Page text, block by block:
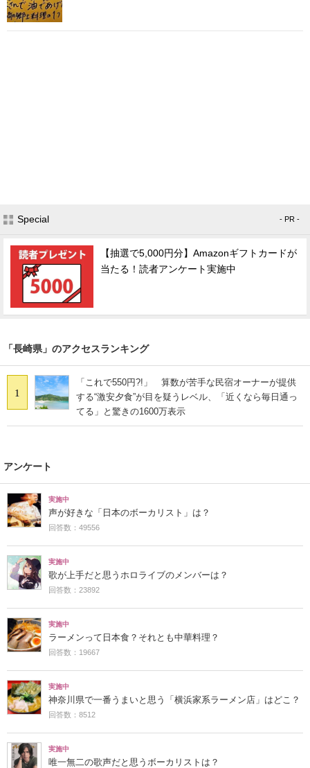
Special - PR -
【抽選で5,000円分】Amazonギフトカードが
当たる！読者アンケート実施中
「長崎県」のアクセスランキング
1
「これで550円?!」 算数が苦手な民宿オーナーが提供
する“激安夕食”が目を疑うレベル、「近くなら毎日通っ
てる」と驚きの1600万表示
アンケート
実施中
声が好きな「日本のボーカリスト」は？
回答数：49556
実施中
歌が上手だと思うホロライブのメンバーは？
回答数：23892
実施中
ラーメンって日本食？それとも中華料理？
回答数：19667
実施中
神奈川県で一番うまいと思う「横浜家系ラーメン店」はどこ？
回答数：8512
実施中
唯一無二の歌声だと思うボーカリストは？